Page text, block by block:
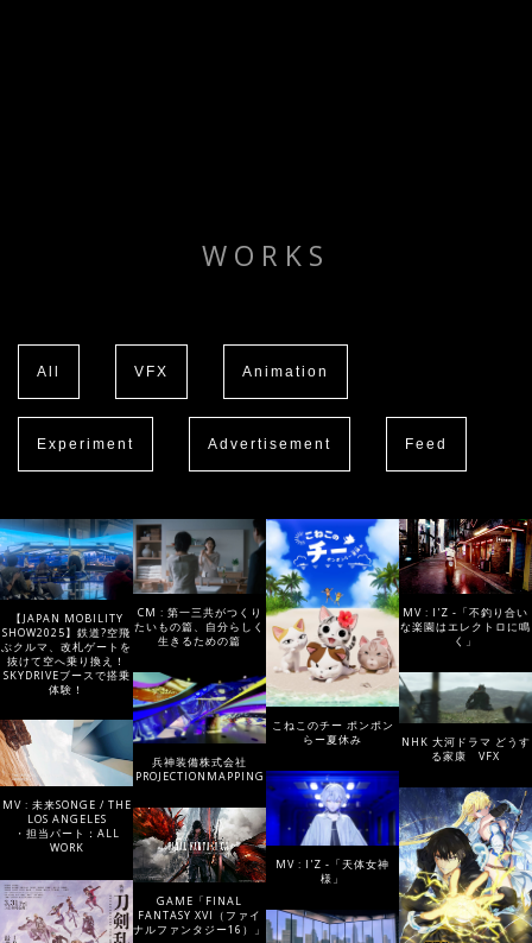
WORKS
All VFX Animation
Experiment Advertisement Feed
【JAPAN MOBILITY
SHOW2025】鉄道?空飛
ぶクルマ、改札ゲートを
抜けて空へ乗り換え！
SKYDRIVEブースで搭乗
体験！
CM : 第一三共がつくり
たいもの篇、自分らしく
生きるための篇
こねこのチー ポンポン
らー夏休み
MV : I'Z -「不釣り合い
な楽園はエレクトロに鳴
く」
兵神装備株式会社
PROJECTIONMAPPING
NHK 大河ドラマ どうす
る家康 VFX
MV : 未来SONGE / THE
LOS ANGELES
・担当パート：ALL
WORK
MV : I'Z -「天体女神
様」
GAME「FINAL
FANTASY XVI（ファイ
ナルファンタジー16）」